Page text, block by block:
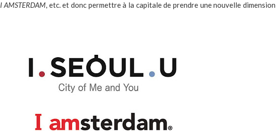
I AMSTERDAM, etc. et donc permettre à la capitale de prendre une nouvelle dimension